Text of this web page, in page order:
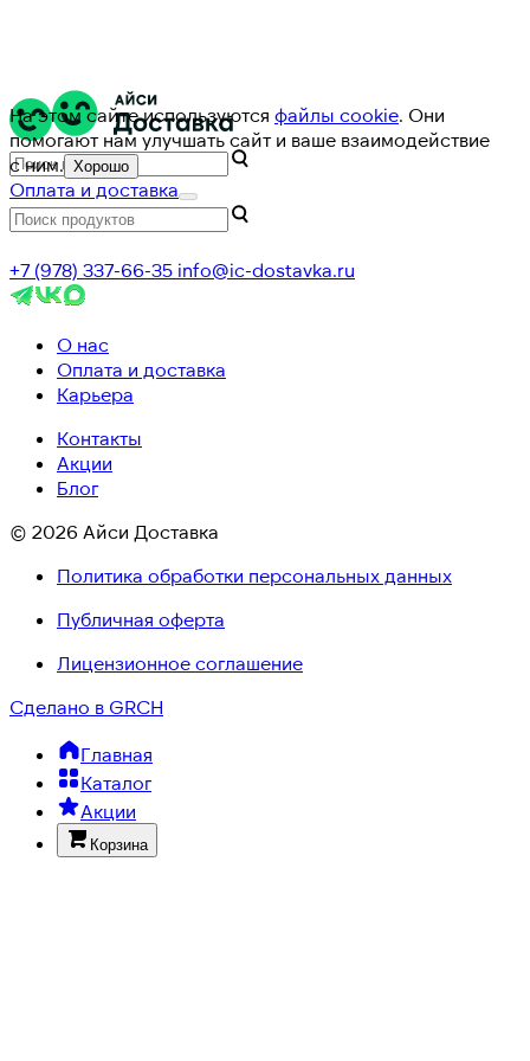
На этом сайте используются файлы cookie. Они
помогают нам улучшать сайт и ваше взаимодействие
с ним. Хорошо
Оплата и доставка
+7 (978) 337-66-35 info@ic-dostavka.ru
О нас
Оплата и доставка
Карьера
Контакты
Акции
Блог
© 2026 Айси Доставка
Политика обработки персональных данных
Публичная оферта
Лицензионное соглашение
Сделано в GRCH
Главная
Каталог
Акции
Корзина